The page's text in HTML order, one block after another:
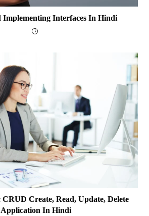
Implementing Interfaces In Hindi
Create, Read, Update, Delete
Application In Hindi